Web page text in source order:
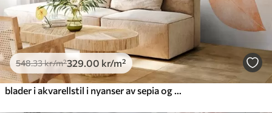
548.33kr/m²329 .00 kr/m²